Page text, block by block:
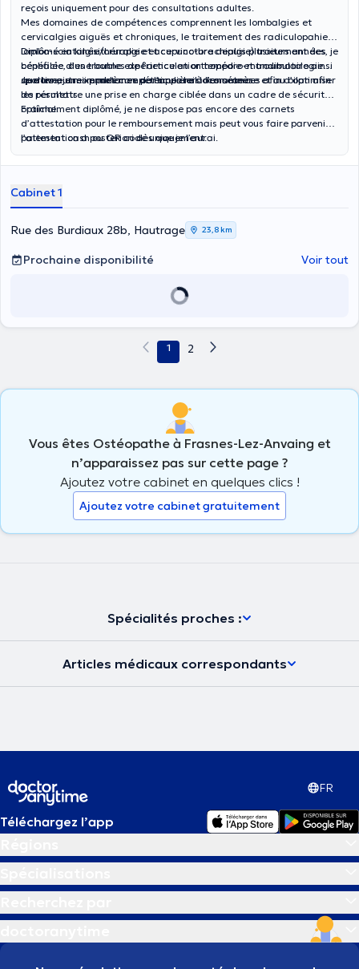
reçois uniquement pour des consultations adultes.
Mes domaines de compétences comprennent les lombalgies et
cervicalgies aiguës et chroniques, le traitement des radiculopahies (
lombo-sciatalgie/cruralgie et cervico-brachialgie) traitement des
céphalée, des troubles de l’articulation temporo-mandibulaire ainsi
que les autres problèmes de l’appareil locomoteur.
Diplômé en kinésithérapie et acupuncture depuis plusieurs années, je
bénéficie d’une bonne expérience en orthopédie et traumatologie
sportive, je mixe mes compétences lors des séances afin d’optimiser
les résultats.
Je donne une importance particulière à l’anamnèse et au bilan afin
de permettre une prise en charge ciblée dans un cadre de sécurité
optimal.
Fraîchement diplômé, je ne dispose pas encore des carnets
d’attestation pour le remboursement mais peut vous faire parvenir
l’attestation a posteriori dès que je l’aurai.
paiement cash ou QR code uniquement.
Cabinet 1
Rue des Burdiaux 28b, Hautrage 23,8 km
Prochaine disponibilité Voir tout
1 2
Vous êtes Ostéopathe à Frasnes-Lez-Anvaing et
n’apparaissez pas sur cette page ?
Ajoutez votre cabinet en quelques clics !
Ajoutez votre cabinet gratuitement
Spécialités proches :
Articles médicaux correspondants
FR
Téléchargez l’app